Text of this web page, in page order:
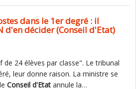
dans le 1er degré : il
d'en décider (Conseil d'Etat)
de 24 élèves par classe". Le tribunal
leur donne raison. La ministre se
Conseil d'Etat annule la…